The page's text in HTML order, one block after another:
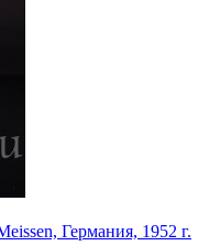
Германия, 1952 г.